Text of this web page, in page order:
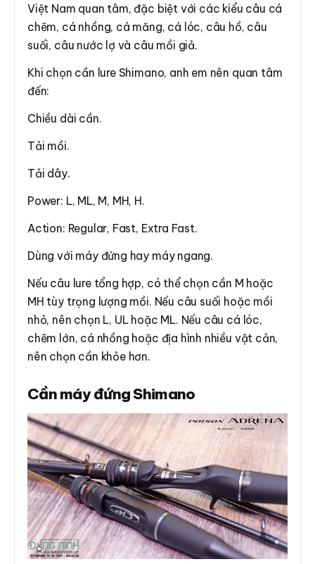
Việt Nam quan tâm, đặc biệt với các kiểu câu cá
chẽm, cá nhồng, cá măng, cá lóc, câu hồ, câu
suối, câu nước lợ và câu mồi giả.
Khi chọn cần lure Shimano, anh em nên quan tâm
đến:
Chiều dài cần.
Tải mồi.
Tải dây.
Power: L, ML, M, MH, H.
Action: Regular, Fast, Extra Fast.
Dùng với máy đứng hay máy ngang.
Nếu câu lure tổng hợp, có thể chọn cần M hoặc
MH tùy trọng lượng mồi. Nếu câu suối hoặc mồi
nhỏ, nên chọn L, UL hoặc ML. Nếu câu cá lóc,
chẽm lớn, cá nhồng hoặc địa hình nhiều vật cản,
nên chọn cần khỏe hơn.
Cần máy đứng Shimano